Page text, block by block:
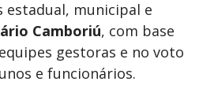
estadual, municipal e
Camboriú, com base
gestoras e no voto
e funcionários.